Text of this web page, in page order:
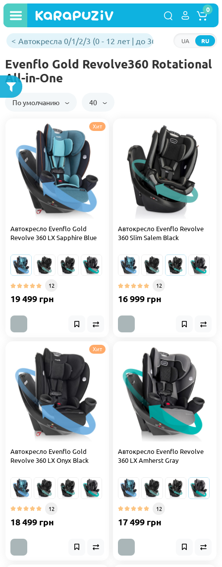
RU
UA
0
Автокресла 0/1/2/3 (0 - 12 лет | до 36 кг)
Evenflo Gold Revolve360 Rotational
All-in-One
По умолчанию 40
Хит
Автокресло Evenflo Gold
Revolve 360 LX Sapphire Blue
12
19 499 грн
Автокресло Evenflo Revolve
360 Slim Salem Black
12
16 999 грн
Хит
Автокресло Evenflo Gold
Revolve 360 LX Onyx Black
12
18 499 грн
Автокресло Evenflo Revolve
360 LX Amherst Gray
12
17 499 грн